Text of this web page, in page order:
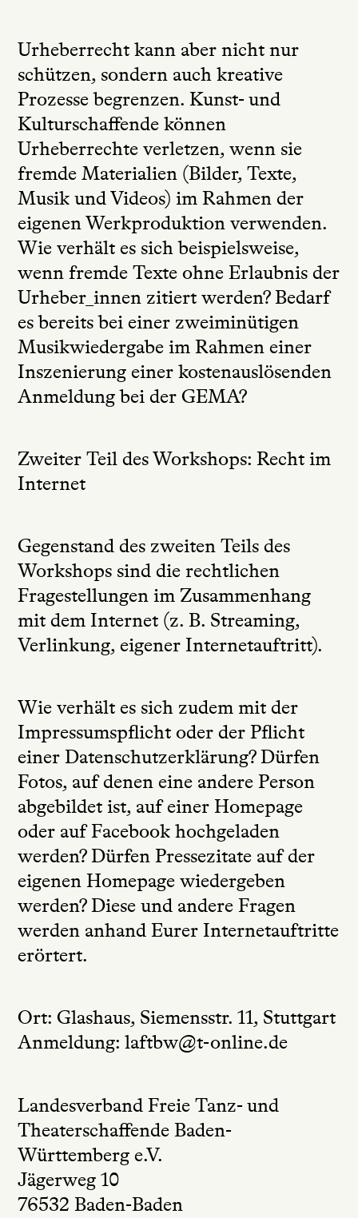
Urheberrecht kann aber nicht nur
schützen, sondern auch kreative
Prozesse begrenzen. Kunst- und
Kulturschaffende können
Urheberrechte verletzen, wenn sie
fremde Materialien (Bilder, Texte,
Musik und Videos) im Rahmen der
eigenen Werkproduktion verwenden.
Wie verhält es sich beispielsweise,
wenn fremde Texte ohne Erlaubnis der
Urheber_innen zitiert werden? Bedarf
es bereits bei einer zweiminütigen
Musikwiedergabe im Rahmen einer
Inszenierung einer kostenauslösenden
Anmeldung bei der GEMA?
Zweiter Teil des Workshops: Recht im
Internet
Gegenstand des zweiten Teils des
Workshops sind die rechtlichen
Fragestellungen im Zusammenhang
mit dem Internet (z. B. Streaming,
Verlinkung, eigener Internetauftritt).
Wie verhält es sich zudem mit der
Impressumspflicht oder der Pflicht
einer Datenschutzerklärung? Dürfen
Fotos, auf denen eine andere Person
abgebildet ist, auf einer Homepage
oder auf Facebook hochgeladen
werden? Dürfen Pressezitate auf der
eigenen Homepage wiedergeben
werden? Diese und andere Fragen
werden anhand Eurer Internetauftritte
erörtert.
Ort: Glashaus, Siemensstr. 11, Stuttgart
Anmeldung:laftbw@t-online.de
Landesverband Freie Tanz- und
Theaterschaffende Baden-
Württemberg e.V.
Jägerweg 10
76532 Baden-Baden